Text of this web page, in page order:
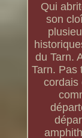
Qui
son
du Tarn.
Tarn. Pas
cordais